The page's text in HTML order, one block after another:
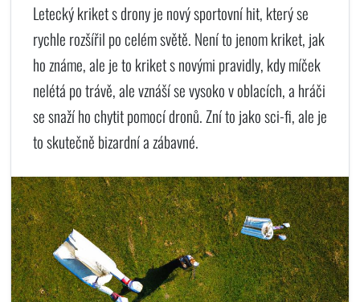
Letecký kriket s drony je nový sportovní hit, který se
rychle rozšířil po celém světě. Není to jenom kriket, jak
ho známe, ale je to kriket s novými pravidly, kdy míček
nelétá po trávě, ale vznáší se vysoko v oblacích, a hráči
se snaží ho chytit pomocí dronů. Zní to jako sci-fi, ale je
to skutečně bizardní a zábavné.